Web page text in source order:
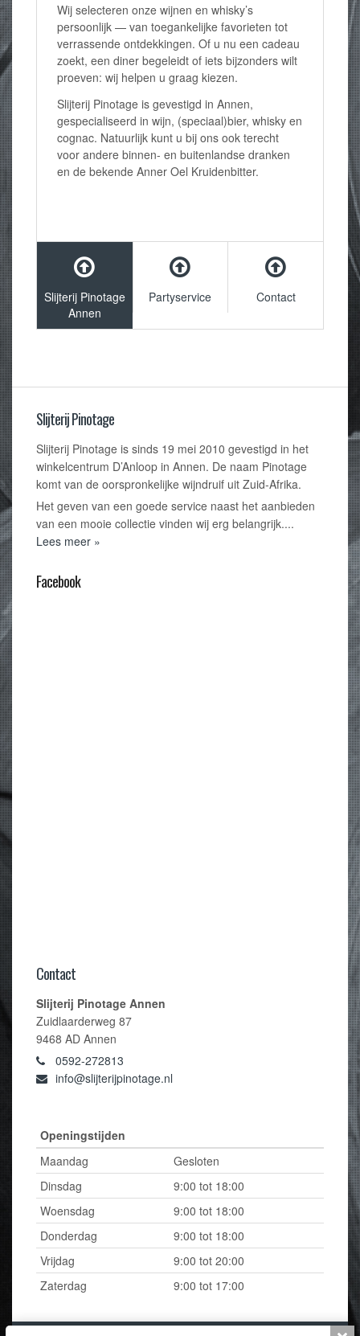
Wij selecteren onze wijnen en whisky’s
persoonlijk — van toegankelijke favorieten tot
verrassende ontdekkingen. Of u nu een cadeau
zoekt, een diner begeleidt of iets bijzonders wilt
proeven: wij helpen u graag kiezen.
Slijterij Pinotage is gevestigd in Annen,
gespecialiseerd in wijn, (speciaal)bier, whisky en
cognac. Natuurlijk kunt u bij ons ook terecht
voor andere binnen- en buitenlandse dranken
en de bekende Anner Oel Kruidenbitter.
Slijterij Pinotage
Annen
Partyservice Contact
Slijterij Pinotage
Slijterij Pinotage is sinds 19 mei 2010 gevestigd in het
winkelcentrum D’Anloop in Annen. De naam Pinotage
komt van de oorspronkelijke wijndruif uit Zuid-Afrika.
Het geven van een goede service naast het aanbieden
van een mooie collectie vinden wij erg belangrijk....
Lees meer »
Facebook
Contact
Slijterij Pinotage Annen
Zuidlaarderweg 87
9468 AD Annen
0592-272813
info@slijterijpinotage.nl
Openingstijden
Maandag
Gesloten
Dinsdag
9:00 tot 18:00
Woensdag
9:00 tot 18:00
Donderdag
9:00 tot 18:00
Vrijdag
9:00 tot 20:00
Zaterdag
9:00 tot 17:00